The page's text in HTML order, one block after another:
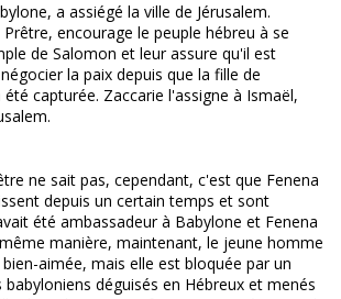
a assiégé la ville de Jérusalem.
encourage le peuple hébreu à se
de Salomon et leur assure qu'il est
la paix depuis que la fille de
capturée. Zaccarie l'assigne à Ismaël,
ne sait pas, cependant, c'est que Fenena
depuis un certain temps et sont
été ambassadeur à Babylone et Fenena
manière, maintenant, le jeune homme
aimée, mais elle est bloquée par un
déguisés en Hébreux et menés